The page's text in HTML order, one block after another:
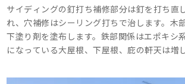
サイディングの釘打ち補修部分は釘を打ち直
れ、穴補修はシーリング打ちで治します。木
下塗り剤を塗布します。鉄部関係はエポキシ
になっている大屋根、下屋根、庇の軒天は増